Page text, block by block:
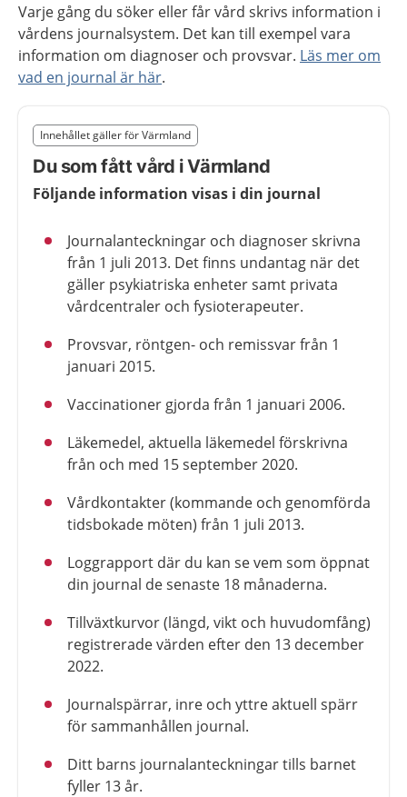
Varje gång du söker eller får vård skrivs information i
vårdens journalsystem. Det kan till exempel vara
information om diagnoser och provsvar. Läs mer om
vad en journal är här.
Nedan innehåll gäller region Värmland
Innehållet gäller för Värmland
Du som fått vård i Värmland
Följande information visas i din journal
Journalanteckningar och diagnoser skrivna
från 1 juli 2013. Det finns undantag när det
gäller psykiatriska enheter samt privata
vårdcentraler och fysioterapeuter.
Provsvar, röntgen- och remissvar från 1
januari 2015.
Vaccinationer gjorda från 1 januari 2006.
Läkemedel, aktuella läkemedel förskrivna
från och med 15 september 2020.
Vårdkontakter (kommande och genomförda
tidsbokade möten) från 1 juli 2013.
Loggrapport där du kan se vem som öppnat
din journal de senaste 18 månaderna.
Tillväxtkurvor (längd, vikt och huvudomfång)
registrerade värden efter den 13 december
2022.
Journalspärrar, inre och yttre aktuell spärr
för sammanhållen journal.
Ditt barns journalanteckningar tills barnet
fyller 13 år.
Slut på det regionala tillägget från region Värmland